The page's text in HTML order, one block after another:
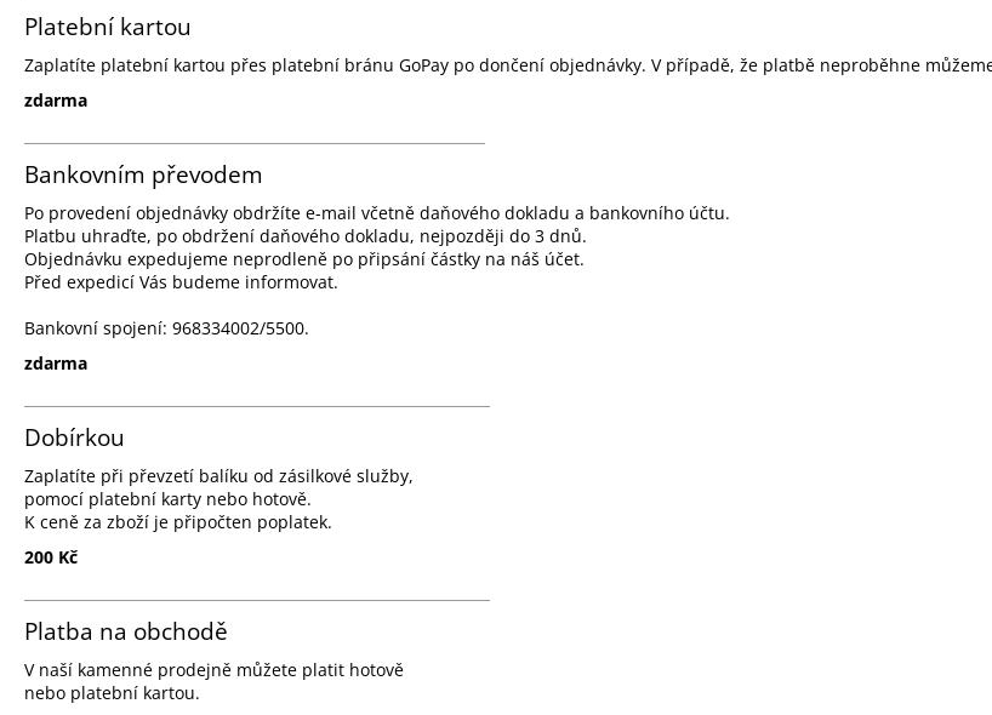
Platební kartou
Zaplatíte platební kartou přes platební bránu GoPay po dončení objednávky. V případě, že platbě neproběhne
zdarma
Bankovním převodem
Po provedení objednávky obdržíte e-mail včetně daňového dokladu a bankovního účtu.
Platbu uhraďte, po obdržení daňového dokladu, nejpozději do 3 dnů.
Objednávku expedujeme neprodleně po připsání částky na náš účet.
Před expedicí Vás budeme informovat.
Bankovní spojení: 968334002/5500.
zdarma
Dobírkou
Zaplatíte při převzetí balíku od zásilkové služby,
pomocí platební karty nebo hotově.
K ceně za zboží je připočten poplatek.
200 Kč
Platba na obchodě
V naší kamenné prodejně můžete platit hotově
nebo platební kartou.